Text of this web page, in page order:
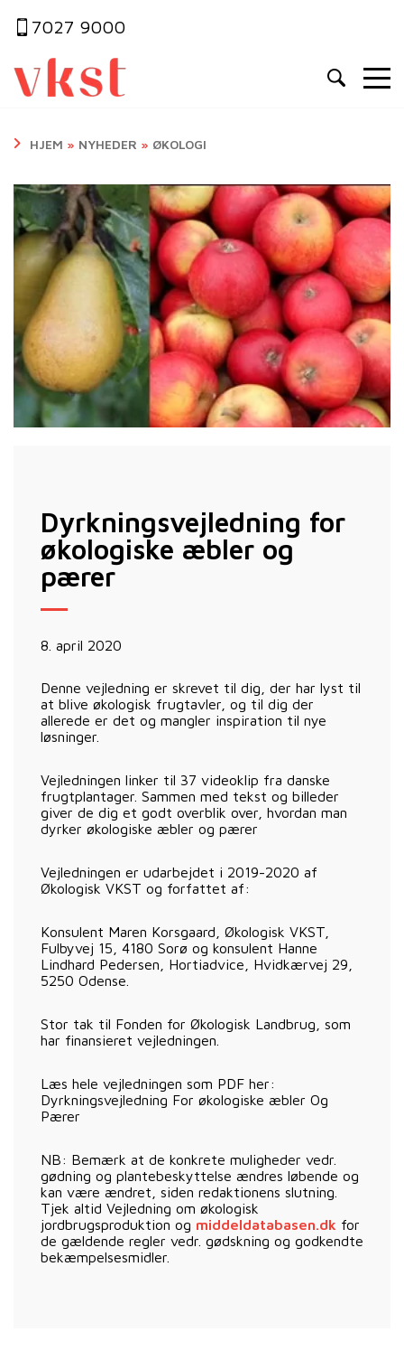
7027 9000
HJEM » NYHEDER » ØKOLOGI
Dyrkningsvejledning for
økologiske æbler og
pærer
8. april 2020
Denne vejledning er skrevet til dig, der har lyst til
at blive økologisk frugtavler, og til dig der
allerede er det og mangler inspiration til nye
løsninger.
Vejledningen linker til 37 videoklip fra danske
frugtplantager. Sammen med tekst og billeder
giver de dig et godt overblik over, hvordan man
dyrker økologiske æbler og pærer
Vejledningen er udarbejdet i 2019-2020 af
Økologisk VKST og forfattet af:
Konsulent Maren Korsgaard, Økologisk VKST,
Fulbyvej 15, 4180 Sorø og konsulent Hanne
Lindhard Pedersen, Hortiadvice, Hvidkærvej 29,
5250 Odense.
Stor tak til Fonden for Økologisk Landbrug, som
har finansieret vejledningen.
Læs hele vejledningen som PDF her:
Dyrkningsvejledning For økologiske æbler Og
Pærer
NB: Bemærk at de konkrete muligheder vedr.
gødning og plantebeskyttelse ændres løbende og
kan være ændret, siden redaktionens slutning.
Tjek altid Vejledning om økologisk
jordbrugsproduktion og middeldatabasen.dk for
de gældende regler vedr. gødskning og godkendte
bekæmpelsesmidler.